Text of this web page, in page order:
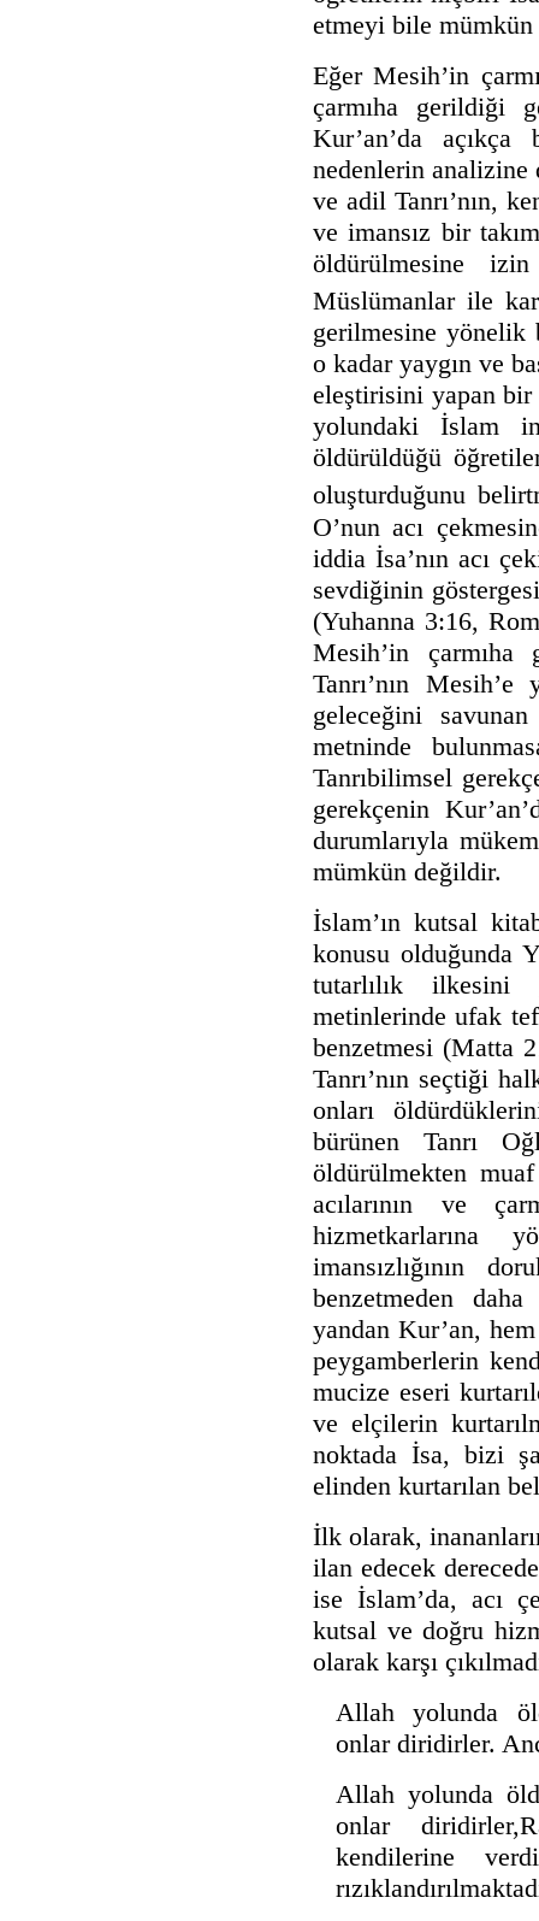
etmeyi bile mümkün
Eğer Mesih’in
çarmıha gerildiği
Kur’an’da
nedenlerin analizine
ve adil Tanrı’nın,
ve imansız bir
öldürülmesine
Müslümanlar ile
gerilmesine yönelik
o kadar yaygın ve
eleştirisini yapan bir
yolundaki İslam
öldürüldüğü
oluşturduğunu
O’nun acı
iddia İsa’nın acı
sevdiğinin
(Yuhanna 3:16,
Mesih’in
Tanrı’nın
geleceğini
metninde
Tanrıbilimsel
gerekçenin
durumlarıyla
mümkün değildir.
İslam’ın kutsal
konusu olduğunda
tutarlılık
metinlerinde ufak
benzetmesi (Matta
Tanrı’nın seçtiği
onları
bürünen Tanrı
öldürülmekten
acılarının ve
imansızlığının
benzetmeden
yandan Kur’an,
peygamberlerin
mucize eseri
ve elçilerin
noktada İsa, bizi
elinden kurtarılan
İlk olarak,
ilan edecek
ise İslam’da, acı
kutsal ve doğru
olarak karşı
Allah yolunda
onlar diridirler.
Allah yolunda
onlar
kendilerine